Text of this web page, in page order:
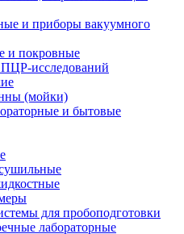
и приборы вакуумного
и покровные
исследований
(мойки)
и бытовые
для пробоподготовки
лабораторные